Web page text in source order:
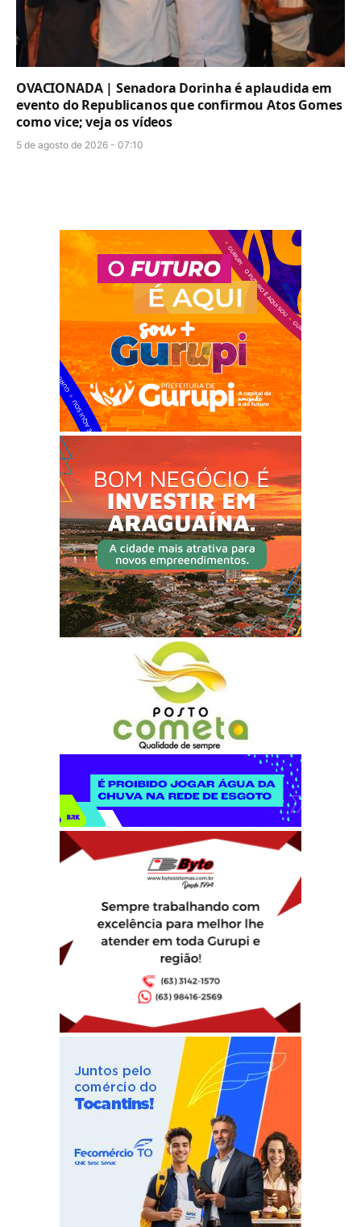
OVACIONADA | Senadora Dorinha é aplaudida em
evento do Republicanos que confirmou Atos Gomes
como vice; veja os vídeos
5 de agosto de 2026 - 07:10